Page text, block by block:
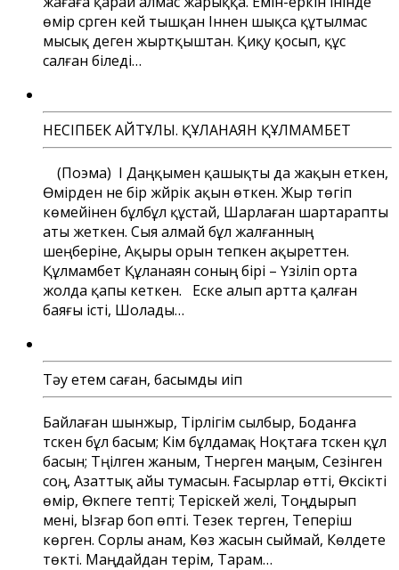
өмір сүрген кей тышқан Іннен шықса құтылмас
мысық деген жыртқыштан. Қиқу қосып, құс
салған біледі…
НЕСІПБЕК АЙТҰЛЫ. ҚҰЛАНАЯН ҚҰЛМАМБЕТ
(Поэма) І Даңқымен қашықты да жақын еткен,
Өмірден не бір жүйрік ақын өткен. Жыр төгіп
көмейінен бұлбұл құстай, Шарлаған шартарапты
аты жеткен. Сыя алмай бұл жалғанның
шеңберіне, Ақыры орын тепкен ақыреттен.
Құлмамбет Құланаян соның бірі – Үзіліп орта
жолда қапы кеткен. Еске алып артта қалған
баяғы істі, Шолады…
Тәу етем саған, басымды иіп
Байлаған шынжыр, Тірлігім сылбыр, Боданға
түскен бұл басым; Кім бұлдамақ Ноқтаға түскен құл
басын; Түңілген жаным, Түнерген маңым, Сезінген
соң, Азаттық айы тумасын. Ғасырлар өтті, Өксікті
өмір, Өкпеге тепті; Теріскей желі, Тоңдырып
мені, Ызғар боп өпті. Тезек терген, Теперіш
көрген. Сорлы анам, Көз жасын сыймай, Көлдете
төкті. Маңдайдан терім, Тарам…